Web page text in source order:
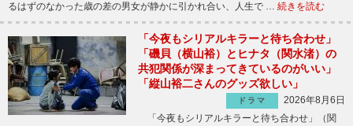
るはずのなかった歳の差の男女が静かに引かれ合い、人生で … 続きを読む
「今夜もシリアルキラーと待ち合わせ」
「磯貝（横山裕）とヒナタ（関水渚）の
共犯関係が深まってきているのがいい」
「縦山裕二さんのグッズ欲しい」
ドラマ
2026年8月6日
「今夜もシリアルキラーと待ち合わせ」（関